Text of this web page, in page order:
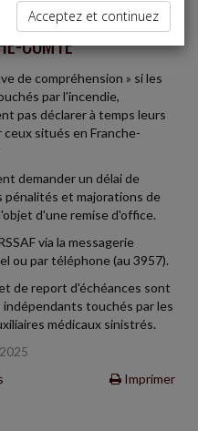
PROFESSIONNELS
COMTÉ
de compréhension » si les
par l'incendie,
pas déclarer à temps leurs
situés en Franche-
demander un délai de
pénalités et majorations de
d'une remise d'office.
via la messagerie
ou par téléphone (au 3957).
de report d'échéances sont
touchés par les
médicaux sinistrés.
Imprimer
Acceptez et continuez